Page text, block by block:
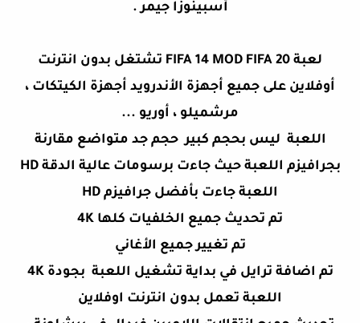
أسبينوزا جيمر.
لعبة FIFA 14 MOD FIFA 20 تشتغل بدون انترنت
أوفلاين على جميع أجهزة الأندرويد أجهزة الكيتكات ،
مرشميلو ، أوريو ...
اللعبة ليس بحجم كبير حجم جد متواضع مقارنة
بجرافيزم اللعبة حيث جاءت برسومات عالية الدقة HD
اللعبة جاءت بأفضل جرافيزم HD
تم تحديث جميع الخلفيات كلها 4K
تم تغيير جميع الأغاني
تم اضافة ترايل في بداية تشغيل اللعبة بجودة 4K
اللعبة تعمل بدون انترنت اوفلاين